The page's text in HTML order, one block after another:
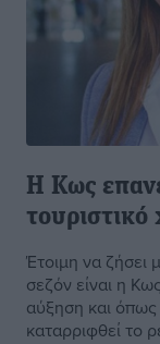
Η Κως
τουριστικό
Έτοιμη να ζήσει
σεζόν είναι η
αύξηση και όπως
καταρριφθεί το